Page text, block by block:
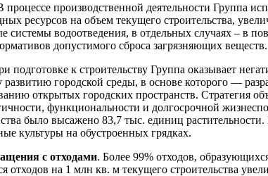
процессе производственной деятельности Группа
ресурсов на объем текущего строительства,
системы водоотведения, в отдельных случаях – в
допустимого сброса загрязняющих веществ.
подготовке к строительству Группа оказывает
городской среды, в основе которого —
открытых городских пространств. Стратегия
функциональности и долгосрочной
было высажено 83,7 тыс. единиц
культуры на обустроенных грядках.
с отходами. Более 99% отходов,
отходов на 1 млн кв. м текущего строительства